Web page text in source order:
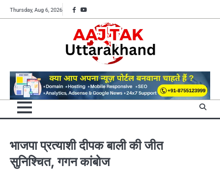
Skip
to
Thursday, Aug 6, 2026 Facebook
YouTube
भाजपा प्रत्याशी दीपक बाली की जीत
सुनिश्चित, गगन कांबोज